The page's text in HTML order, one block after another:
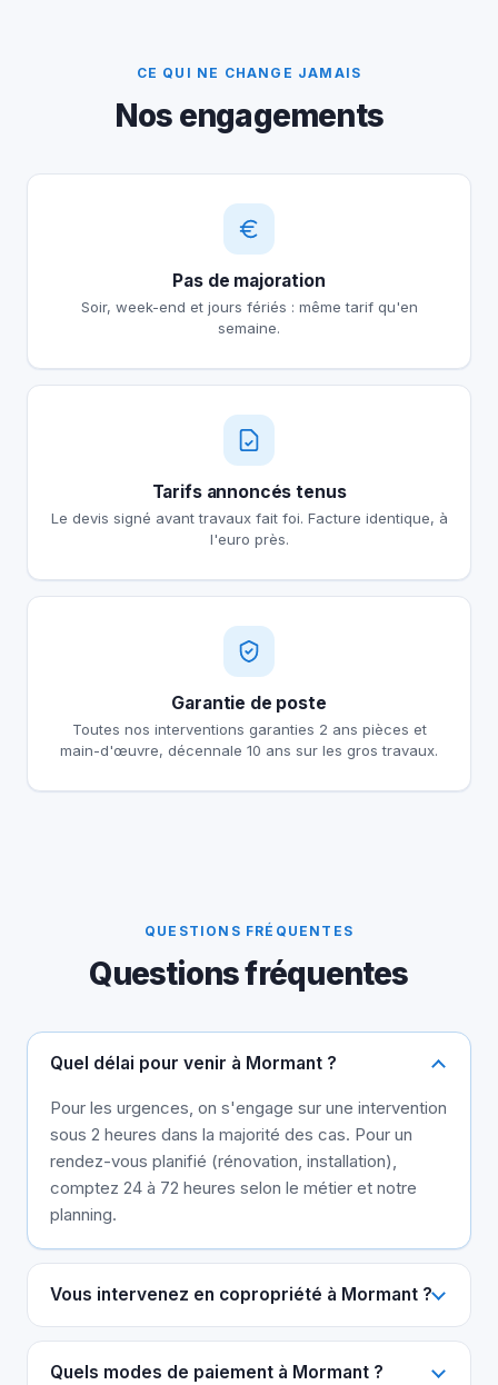
CE QUI NE CHANGE JAMAIS
Nos engagements
Pas de majoration
Soir, week-end et jours fériés : même tarif qu'en
semaine.
Tarifs annoncés tenus
Le devis signé avant travaux fait foi. Facture identique, à
l'euro près.
Garantie de poste
Toutes nos interventions garanties 2 ans pièces et
main-d'œuvre, décennale 10 ans sur les gros travaux.
QUESTIONS FRÉQUENTES
Questions fréquentes
Quel délai pour venir à Mormant ?
Pour les urgences, on s'engage sur une intervention
sous 2 heures dans la majorité des cas. Pour un
rendez-vous planifié (rénovation, installation),
comptez 24 à 72 heures selon le métier et notre
planning.
Vous intervenez en copropriété à Mormant ?
Quels modes de paiement à Mormant ?